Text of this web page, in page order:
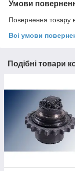
Умови
Повернення товару
Всі умови
Подібні товари